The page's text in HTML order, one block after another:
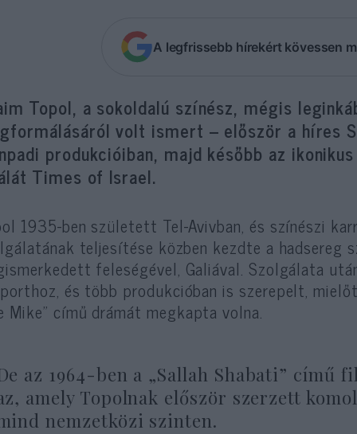
A legfrissebb hírekért kövessen
Topol, a sokoldalú színész, mégis
volt ismert – először a híres
produkcióiban, majd később az
Times of Israel.
1935-ben született Tel-Avivban, és színészi
teljesítése közben kezdte a hadsereg
feleségével, Galiával. Szolgálata
és több produkcióban is szerepelt,
Mike” című drámát megkapta volna.
az 1964-ben a „Sallah Shabati” című
amely Topolnak először szerzett
nemzetközi szinten.